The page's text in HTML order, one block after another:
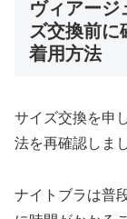
ヴィアージ
ズ交換前に
着用方法
サイズ交換を申
法を再確認しま
ナイトブラは普